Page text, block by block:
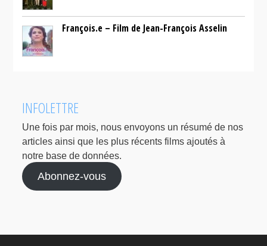
François.e – Film de Jean-François Asselin
INFOLETTRE
Une fois par mois, nous envoyons un résumé de nos
articles ainsi que les plus récents films ajoutés à
notre base de données.
Abonnez-vous